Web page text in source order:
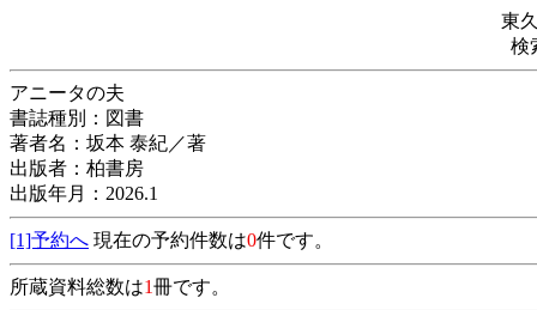
東
検
アニータの夫
書誌種別：図書
著者名：坂本 泰紀／著
出版者：柏書房
出版年月：2026.1
[1]予約へ 現在の予約件数は0件です。
所蔵資料総数は1冊です。